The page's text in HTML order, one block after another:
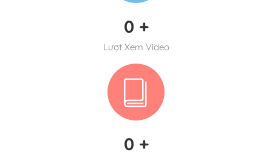
0 +
Lượt Xem Video
0 +